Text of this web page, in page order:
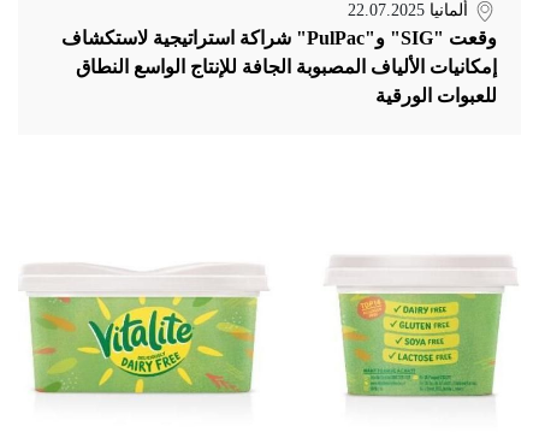
ألمانيا 22.07.2025
وقعت "SIG" و"PulPac" شراكة استراتيجية لاستكشاف
إمكانيات الألياف المصبوبة الجافة للإنتاج الواسع النطاق
للعبوات الورقية